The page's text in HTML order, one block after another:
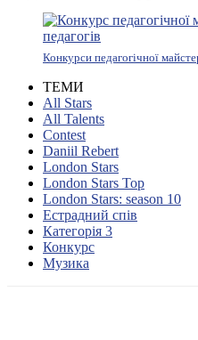
Конкурси педагогічної
ТЕМИ
All Stars
All Talents
Contest
Daniil Rebert
London Stars
London Stars Top
London Stars: season 10
Естрадний спів
Категорія 3
Конкурс
Музика